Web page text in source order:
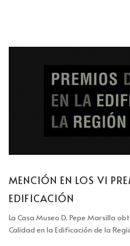
MENCIÓN EN LOS VI
EDIFICACIÓN
La Casa Museo D. Pepe Marsilla
Calidad en la Edificación de la